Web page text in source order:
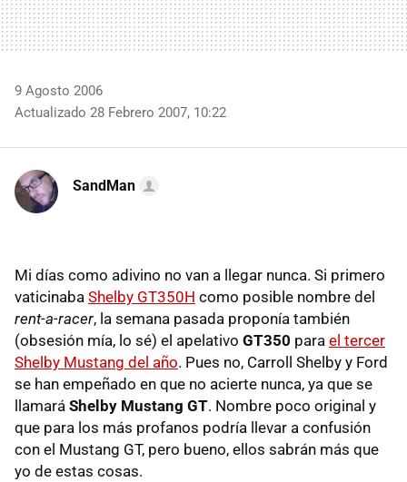
9 Agosto 2006
Actualizado 28 Febrero 2007, 10:22
SandMan
Mi días como adivino no van a llegar nunca. Si primero
vaticinaba Shelby GT350H como posible nombre del
rent-a-racer, la semana pasada proponía también
(obsesión mía, lo sé) el apelativo GT350 para el tercer
Shelby Mustang del año. Pues no, Carroll Shelby y Ford
se han empeñado en que no acierte nunca, ya que se
llamará Shelby Mustang GT. Nombre poco original y
que para los más profanos podría llevar a confusión
con el Mustang GT, pero bueno, ellos sabrán más que
yo de estas cosas.